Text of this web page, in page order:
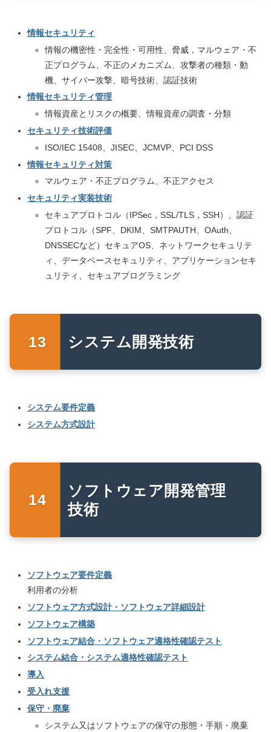
情報セキュリティ
情報の機密性・完全性・可用性、脅威，マルウェア・不
正プログラム、不正のメカニズム、攻撃者の種類・動
機、サイバー攻撃、暗号技術、認証技術
情報セキュリティ管理
情報資産とリスクの概要、情報資産の調査・分類
セキュリティ技術評価
ISO/IEC 15408、JISEC、JCMVP、PCI DSS
情報セキュリティ対策
マルウェア・不正プログラム、不正アクセス
セキュリティ実装技術
セキュアプロトコル（IPSec，SSL/TLS，SSH）、認証
プロトコル（SPF、DKIM、SMTPAUTH、OAuth、
DNSSECなど）セキュアOS、ネットワークセキュリテ
ィ、データベースセキュリティ、アプリケーションセキ
ュリティ、セキュアプログラミング
システム開発技術
システム要件定義
システム方式設計
ソフトウェア開発管理
技術
ソフトウェア要件定義
利用者の分析
ソフトウェア方式設計・ソフトウェア詳細設計
ソフトウェア構築
ソフトウェア結合・ソフトウェア適格性確認テスト
システム結合・システム適格性確認テスト
導入
受入れ支援
保守・廃棄
システム又はソフトウェアの保守の形態・手順・廃棄